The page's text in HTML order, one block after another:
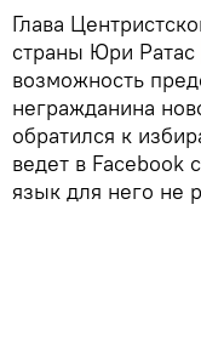
Глава
страны Юри Ратас
возможность
негражданина
обратился к
ведет в Facebook
язык для него не